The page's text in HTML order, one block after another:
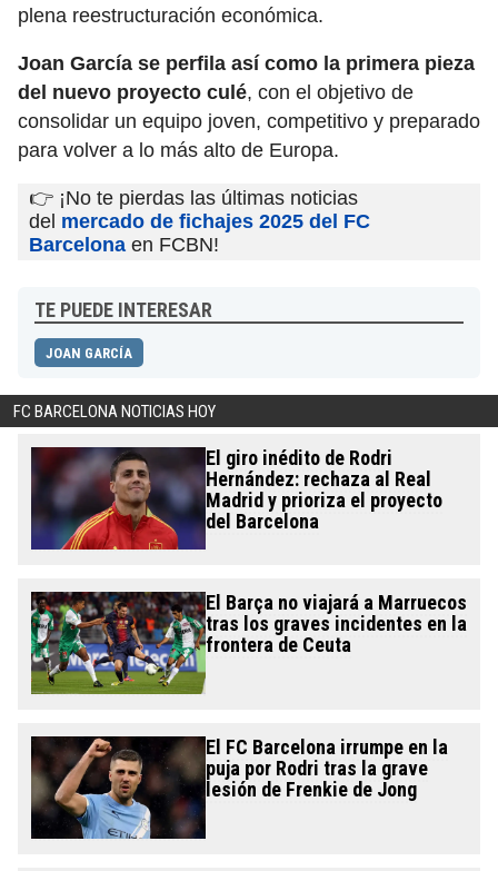
plena reestructuración económica.
Joan García se perfila así como la primera pieza
del nuevo proyecto culé, con el objetivo de
consolidar un equipo joven, competitivo y preparado
para volver a lo más alto de Europa.
👉 ¡No te pierdas las últimas noticias
del mercado de fichajes 2025 del FC
Barcelona en FCBN!
TE PUEDE INTERESAR
JOAN GARCÍA
FC BARCELONA NOTICIAS HOY
El giro inédito de Rodri
Hernández: rechaza al Real
Madrid y prioriza el proyecto
del Barcelona
El Barça no viajará a Marruecos
tras los graves incidentes en la
frontera de Ceuta
El FC Barcelona irrumpe en la
puja por Rodri tras la grave
lesión de Frenkie de Jong